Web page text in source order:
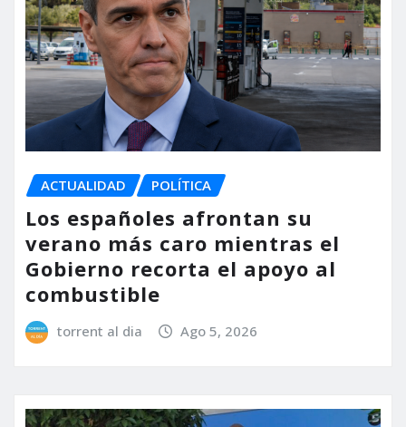
ACTUALIDAD POLÍTICA
Los españoles afrontan su
verano más caro mientras el
Gobierno recorta el apoyo al
combustible
torrent al dia Ago 5, 2026